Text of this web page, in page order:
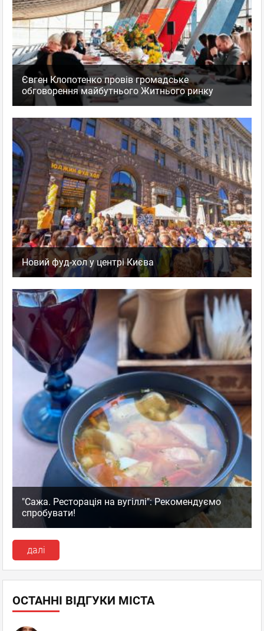
Євген Клопотенко провів громадське
обговорення майбутнього Житнього ринку
Новий фуд-хол у центрі Києва
"Сажа. Ресторація на вугіллі": Рекомендуємо
спробувати!
далі
ОСТАННІ ВІДГУКИ МІСТА